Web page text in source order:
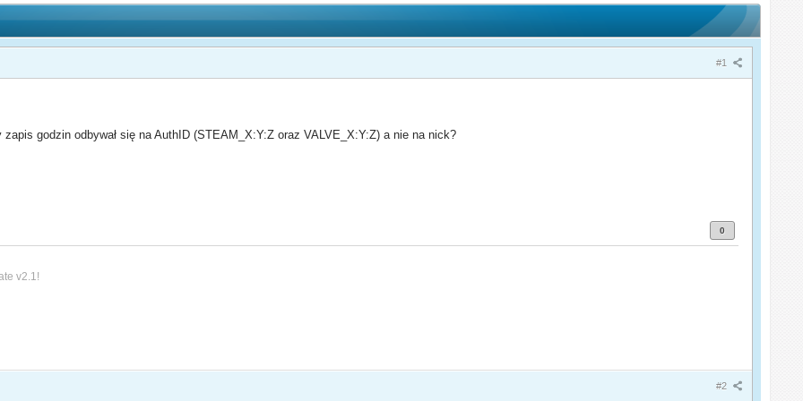
#1
godzin odbywał się na AuthID (STEAM_X:Y:Z oraz VALVE_X:Y:Z) a nie na nick?
0
v2.1!
#2